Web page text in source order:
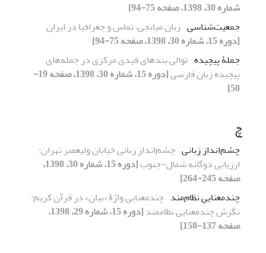
شماره 30، 1398، صفحه 75-94]
جمعیت‌شناسی زبان میانجی، تماس و جغرافیا در ایران
[دوره 15، شماره 30، 1398، صفحه 75-94]
جملۀ پیچیده توالی بندهای قیدی مرکزی در جمله‌های
پیچیده زبان فارسی
[دوره 15، شماره 30، 1398، صفحه 19-
50]
چ
چشم‌انداز زبانی چشم‌انداز زبانی خیابان ولیعصر تهران:
ارزیابی دوگانه شمال-جنوب
[دوره 15، شماره 30، 1398،
صفحه 245-264]
چندمعناییِ نظام‌مند چندمعناییِ واژۀ «بیان» در قرآن کریم:
نگرش چندمعنایی نظام‏مند
[دوره 15، شماره 29، 1398،
صفحه 137-158]